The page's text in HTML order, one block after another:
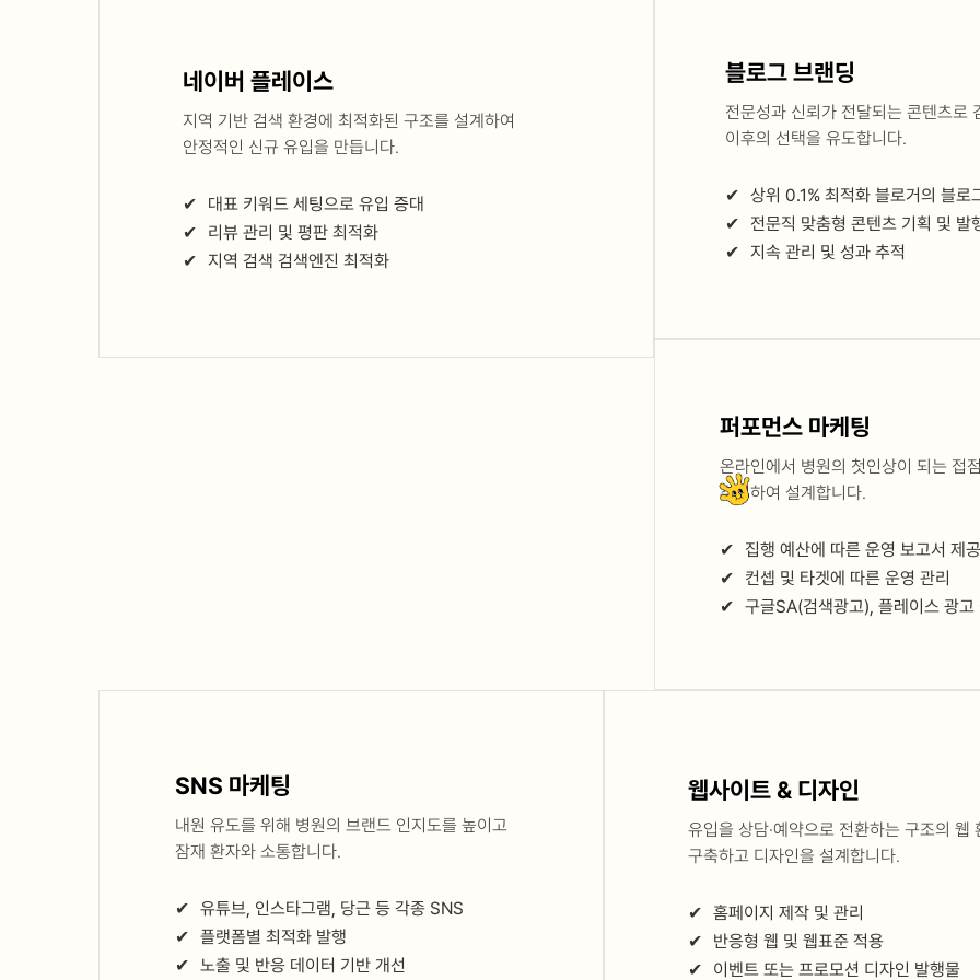
네이버 플레이스
지역 기반 검색 환경에 최적화된 구조를 설계하여
안정적인 신규 유입을 만듭니다.
✔
대표 키워드 세팅으로 유입 증대
✔
리뷰 관리 및 평판 최적화
✔ 지역 검색 검색엔진 최적화
블로그 브랜딩
전문성과 신뢰가 전달되는 콘텐츠로
이후의 선택을 유도합니다.
✔ 상위 0.1% 최적화 블로거의 블로
✔
전문직 맞춤형 콘텐츠 기획 및 발
✔ 지속 관리 및 성과 추적
퍼포먼스 마케팅
온라인에서 병원의 첫인상이 되는 접
추적하여 설계합니다.
✔
집행 예산에 따른 운영 보고서 제공
✔
컨셉 및 타겟에 따른 운영 관리
✔ 구글SA(검색광고), 플레이스 광고
SNS 마케팅
내원 유도를 위해 병원의 브랜드 인지도를 높이고
잠재 환자와 소통합니다.
✔ 유튜브, 인스타그램, 당근 등 각종 SNS
✔ 플랫폼별 최적화 발행
✔ 노출 및 반응 데이터 기반 개선
웹사이트 & 디자인
유입을 상담·예약으로 전환하는 구조의 웹
구축하고 디자인을 설계합니다.
✔ 홈페이지 제작 및 관리
✔
반응형 웹 및 웹표준 적용
✔
이벤트 또는 프로모션 디자인 발행물